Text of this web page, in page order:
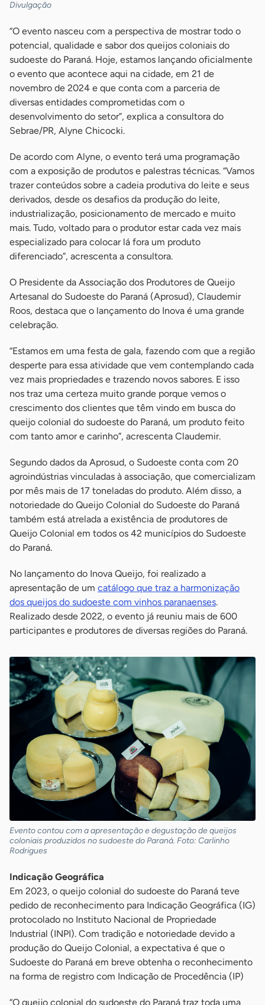
Divulgação
“O evento nasceu com a perspectiva de mostrar todo o
potencial, qualidade e sabor dos queijos coloniais do
sudoeste do Paraná. Hoje, estamos lançando oficialmente
o evento que acontece aqui na cidade, em 21 de
novembro de 2024 e que conta com a parceria de
diversas entidades comprometidas com o
desenvolvimento do setor”, explica a consultora do
Sebrae/PR, Alyne Chicocki.
De acordo com Alyne, o evento terá uma programação
com a exposição de produtos e palestras técnicas. “Vamos
trazer conteúdos sobre a cadeia produtiva do leite e seus
derivados, desde os desafios da produção do leite,
industrialização, posicionamento de mercado e muito
mais. Tudo, voltado para o produtor estar cada vez mais
especializado para colocar lá fora um produto
diferenciado”, acrescenta a consultora.
O Presidente da Associação dos Produtores de Queijo
Artesanal do Sudoeste do Paraná (Aprosud), Claudemir
Roos, destaca que o lançamento do Inova é uma grande
celebração.
“Estamos em uma festa de gala, fazendo com que a região
desperte para essa atividade que vem contemplando cada
vez mais propriedades e trazendo novos sabores. E isso
nos traz uma certeza muito grande porque vemos o
crescimento dos clientes que têm vindo em busca do
queijo colonial do sudoeste do Paraná, um produto feito
com tanto amor e carinho”, acrescenta Claudemir.
Segundo dados da Aprosud, o Sudoeste conta com 20
agroindústrias vinculadas à associação, que comercializam
por mês mais de 17 toneladas do produto. Além disso, a
notoriedade do Queijo Colonial do Sudoeste do Paraná
também está atrelada a existência de produtores de
Queijo Colonial em todos os 42 municípios do Sudoeste
do Paraná.
No lançamento do Inova Queijo, foi realizado a
apresentação de um catálogo que traz a harmonização
dos queijos do sudoeste com vinhos paranaenses.
Realizado desde 2022, o evento já reuniu mais de 600
participantes e produtores de diversas regiões do Paraná.
Evento contou com a apresentação e degustação de queijos
coloniais produzidos no sudoeste do Paraná. Foto: Carlinho
Rodrigues
Indicação Geográfica
Em 2023, o queijo colonial do sudoeste do Paraná teve
pedido de reconhecimento para Indicação Geográfica (IG)
protocolado no Instituto Nacional de Propriedade
Industrial (INPI). Com tradição e notoriedade devido a
produção do Queijo Colonial, a expectativa é que o
Sudoeste do Paraná em breve obtenha o reconhecimento
na forma de registro com Indicação de Procedência (IP)
“O queijo colonial do sudoeste do Paraná traz toda uma